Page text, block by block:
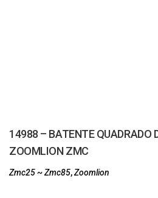
14988 – BATENTE QUADRADO
ZOOMLION ZMC
Zmc25 ~ Zmc85,Zoomlion